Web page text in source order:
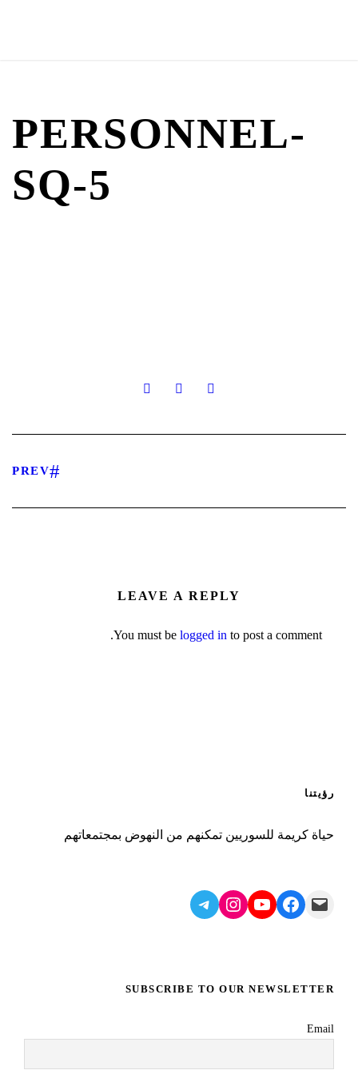
PERSONNEL-
SQ-5
PREV
LEAVE A REPLY
You must be logged in to post a comment.
رؤيتنا
حياة كريمة للسوريين تمكنهم من النهوض بمجتمعاتهم
Mail
Facebook
YouTube
Instagram
Telegram
SUBSCRIBE TO OUR NEWSLETTER
Email